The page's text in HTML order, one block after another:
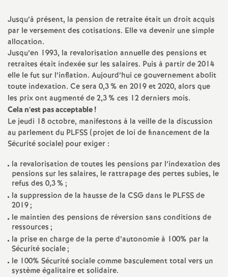
i
o
n
a
l
d
e
s
E
n
Jusqu’à présent, la pension de retraite était un droit acquis
par le versement des cotisations. Elle va devenir une simple
allocation.
Jusqu’en 1993, la revalorisation annuelle des pensions et
retraites était indexée sur les salaires. Puis à partir de 2014
elle le fut sur l’inflation. Aujourd’hui ce gouvernement abolit
toute indexation. Ce sera 0,3% en 2019 et 2020, alors que
les prix ont augmenté de 2,3% ces 12 derniers mois.
Cela n’est pas acceptable!
Le jeudi 18 octobre, manifestons à la veille de la discussion
au parlement du PLFSS (projet de loi de financement de la
Sécurité sociale) pour exiger :
la revalorisation de toutes les pensions par l’indexation des
pensions sur les salaires, le rattrapage des pertes subies, le
refus des 0,3%;
la suppression de la hausse de la CSGdans le PLFSSde
2019;
le maintien des pensions de réversion sans conditions de
ressources;
la prise en charge de la perte d’autonomie à 100% par la
Sécurité sociale;
le 100% Sécurité sociale comme basculement total vers un
système égalitaire et solidaire.